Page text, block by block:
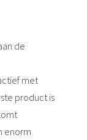
de
met
product is
enorm